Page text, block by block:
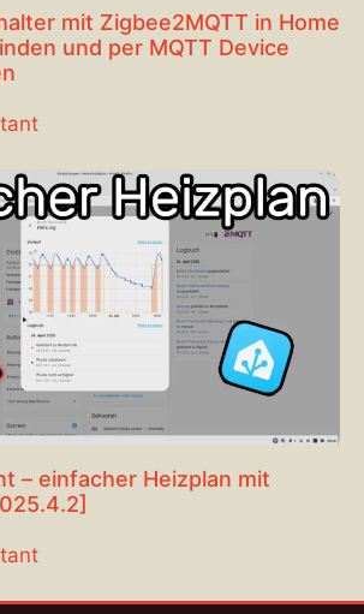
mit Zigbee2MQTT in Home
und per MQTT Device
– einfacher Heizplan mit